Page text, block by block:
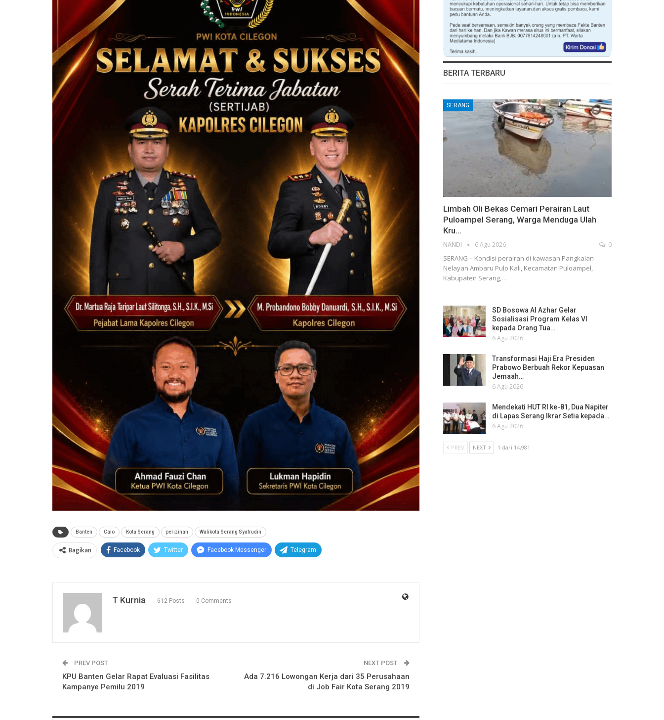
Banten Calo Kota Serang perizinan Walikota Serang Syafrudin
Bagikan Facebook Twitter Facebook Messenger Telegram
T Kurnia 612 Posts 0 Comments
PREV POST
KPU Banten Gelar Rapat Evaluasi Fasilitas
Kampanye Pemilu 2019
NEXT POST
Ada 7.216 Lowongan Kerja dari 35 Perusahaan
di Job Fair Kota Serang 2019
BERITA TERBARU
SERANG
Limbah Oli Bekas Cemari Perairan Laut
Puloampel Serang, Warga Menduga Ulah
Kru…
NANDI 6 Agu 2026 0
SERANG – Kondisi perairan di kawasan Pangkalan
Nelayan Ambaru Pulo Kali, Kecamatan Puloampel,
Kabupaten Serang,…
SD Bosowa Al Azhar Gelar
Sosialisasi Program Kelas VI
kepada Orang Tua…
6 Agu 2026
Transformasi Haji Era Presiden
Prabowo Berbuah Rekor Kepuasan
Jemaah…
6 Agu 2026
Mendekati HUT RI ke-81, Dua Napiter
di Lapas Serang Ikrar Setia kepada…
6 Agu 2026
PREV NEXT 1 dari 14,981